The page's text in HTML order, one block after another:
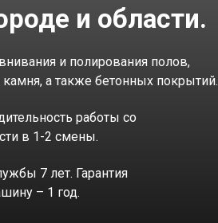
и области.
и полирования полов,
камня, а также бетонных покрытий.
работы со
в 1-2 смены.
7 лет. Гарантия
– 1 год.